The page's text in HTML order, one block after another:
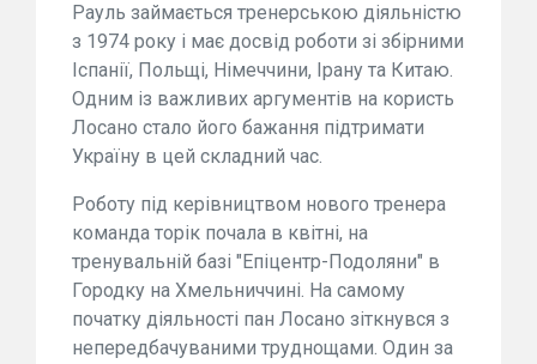
Рауль займається тренерською діяльністю
з 1974 року і має досвід роботи зі збірними
Іспанії, Польщі, Німеччини, Ірану та Китаю.
Одним із важливих аргументів на користь
Лосано стало його бажання підтримати
Україну в цей складний час.
Роботу під керівництвом нового тренера
команда торік почала в квітні, на
тренувальній базі "Епіцентр-Подоляни" в
Городку на Хмельниччині. На самому
початку діяльності пан Лосано зіткнувся з
непередбачуваними труднощами. Один за